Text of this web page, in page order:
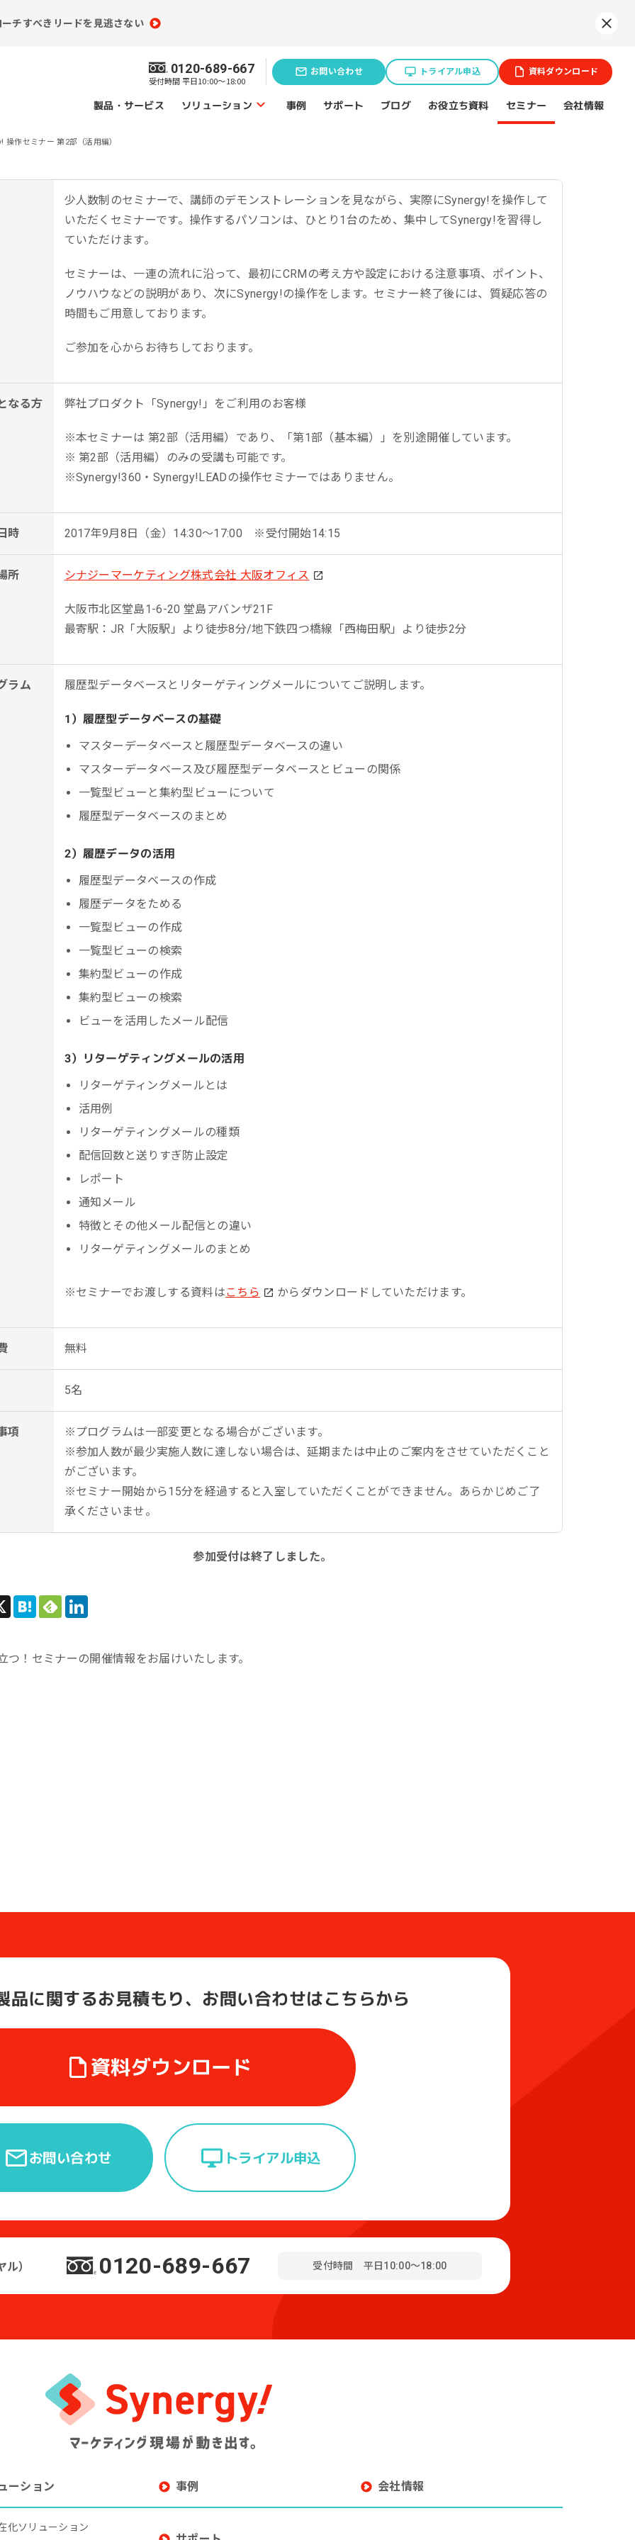
チすべきリードを見逃さない
0120-689-667
受付時間 平日10:00～18:00
お問い合わせ トライアル申込 資料ダウンロード
製品・サービス ソリューション
ソリューショントップ
発見のソリューション
ケート分析
ューデータ分析
業務効率化の ソリューション
広告運用代行
Webサイト制作
業種特化ソリューション
不動産業界
教育機関・教育サービス
事例 サポート ブログ お役立ち資料 セミナー 会社情報
操作セミナー 第2部（活用編）
少人数制のセミナーで、講師のデモンストレーションを見ながら、実際にSynergy!を操作して
いただくセミナーです。操作するパソコンは、ひとり1台のため、集中してSynergy!を習得し
ていただけます。
セミナーは、一連の流れに沿って、最初にCRMの考え方や設定における注意事項、ポイント、
ノウハウなどの説明があり、次にSynergy!の操作をします。セミナー終了後には、質疑応答の
時間もご用意しております。
ご参加を心からお待ちしております。
なる方 弊社プロダクト「Synergy!」をご利用のお客様
※本セミナーは 第2部（活用編）であり、「第1部（基本編）」を別途開催しています。
※ 第2部（活用編）のみの受講も可能です。
※Synergy!360・Synergy!LEADの操作セミナーではありません。
時 2017年9月8日（金）14:30～17:00 ※受付開始14:15
所 シナジーマーケティング株式会社 大阪オフィス
大阪市北区堂島1-6-20 堂島アバンザ21F
最寄駅：JR「大阪駅」より徒歩8分/地下鉄四つ橋線「西梅田駅」より徒歩2分
ラム 履歴型データベースとリターゲティングメールについてご説明します。
1）履歴型データベースの基礎
マスターデータベースと履歴型データベースの違い
マスターデータベース及び履歴型データベースとビューの関係
一覧型ビューと集約型ビューについて
履歴型データベースのまとめ
2）履歴データの活用
履歴型データベースの作成
履歴データをためる
一覧型ビューの作成
一覧型ビューの検索
集約型ビューの作成
集約型ビューの検索
ビューを活用したメール配信
3）リターゲティングメールの活用
リターゲティングメールとは
活用例
リターゲティングメールの種類
配信回数と送りすぎ防止設定
レポート
通知メール
特徴とその他メール配信との違い
リターゲティングメールのまとめ
※セミナーでお渡しする資料はこちら からダウンロードしていただけます。
無料
5名
項
※プログラムは一部変更となる場合がございます。
※参加人数が最少実施人数に達しない場合は、延期または中止のご案内をさせていただくこと
がございます。
※セミナー開始から15分を経過すると入室していただくことができません。あらかじめご了
承くださいませ。
参加受付は終了しました。
！セミナーの開催情報をお届けいたします。
品に関するお見積もり、お問い合わせはこちらから
資料ダウンロード
お問い合わせ トライアル申込
） 0120-689-667 受付時間 平日10:00～18:00
ーション
化ソリューション
事例 会社情報